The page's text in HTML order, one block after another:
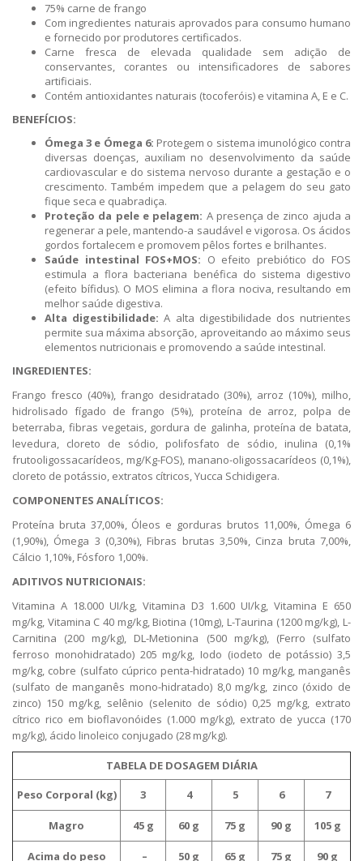
75% carne de frango
Com ingredientes naturais aprovados para consumo humano
e fornecido por produtores certificados.
Carne fresca de elevada qualidade sem adição de
conservantes, corantes ou intensificadores de sabores
artificiais.
Contém antioxidantes naturais (tocoferóis) e vitamina A, E e C.
BENEFÍCIOS:
Ómega 3 e Ómega 6: Protegem o sistema imunológico contra
diversas doenças, auxiliam no desenvolvimento da saúde
cardiovascular e do sistema nervoso durante a gestação e o
crescimento. Também impedem que a pelagem do seu gato
fique seca e quabradiça.
Proteção da pele e pelagem: A presença de zinco ajuda a
regenerar a pele, mantendo-a saudável e vigorosa. Os ácidos
gordos fortalecem e promovem pêlos fortes e brilhantes.
Saúde intestinal FOS+MOS: O efeito prebiótico do FOS
estimula a flora bacteriana benéfica do sistema digestivo
(efeito bífidus). O MOS elimina a flora nociva, resultando em
melhor saúde digestiva.
Alta digestibilidade: A alta digestibilidade dos nutrientes
permite sua máxima absorção, aproveitando ao máximo seus
elementos nutricionais e promovendo a saúde intestinal.
INGREDIENTES:
Frango fresco (40%), frango desidratado (30%), arroz (10%), milho,
hidrolisado fígado de frango (5%), proteína de arroz, polpa de
beterraba, fibras vegetais, gordura de galinha, proteína de batata,
levedura, cloreto de sódio, polifosfato de sódio, inulina (0,1%
frutooligossacarídeos, mg/Kg-FOS), manano-oligossacarídeos (0,1%),
cloreto de potássio, extratos cítricos, Yucca Schidigera.
COMPONENTES ANALÍTICOS:
Proteína bruta 37,00%, Óleos e gorduras brutos 11,00%, Ómega 6
(1,90%), Ómega 3 (0,30%), Fibras brutas 3,50%, Cinza bruta 7,00%,
Cálcio 1,10%, Fósforo 1,00%.
ADITIVOS NUTRICIONAIS:
Vitamina A 18.000 UI/kg, Vitamina D3 1.600 UI/kg, Vitamina E 650
mg/kg, Vitamina C 40 mg/kg, Biotina (10mg), L-Taurina (1200 mg/kg), L-
Carnitina (200 mg/kg), DL-Metionina (500 mg/kg), (Ferro (sulfato
ferroso monohidratado) 205 mg/kg, Iodo (iodeto de potássio) 3,5
mg/kg, cobre (sulfato cúprico penta-hidratado) 10 mg/kg, manganês
(sulfato de manganês mono-hidratado) 8,0 mg/kg, zinco (óxido de
zinco) 150 mg/kg, selênio (selenito de sódio) 0,25 mg/kg, extrato
cítrico rico em bioflavonóides (1.000 mg/kg), extrato de yucca (170
mg/kg), ácido linoleico conjugado (28 mg/kg).
TABELA DE DOSAGEM DIÁRIA
Peso Corporal (kg)
3 4 5 6 7
Magro 45 g 60 g 75 g 90 g 105 g
Acima do peso – 50 g 65 g 75 g 90 g